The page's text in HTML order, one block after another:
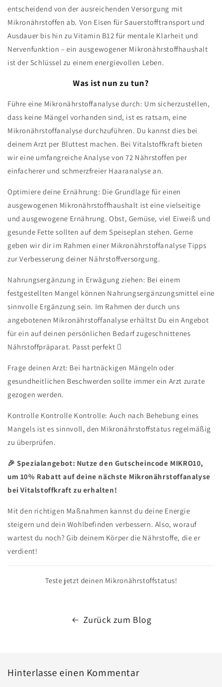
entscheidend von der ausreichenden Versorgung mit
Mikronährstoffen ab. Von Eisen für Sauerstofftransport und
Ausdauer bis hin zu Vitamin B12 für mentale Klarheit und
Nervenfunktion – ein ausgewogener Mikronährstoffhaushalt
ist der Schlüssel zu einem energievollen Leben.
Was ist nun zu tun?
Führe eine Mikronährstoffanalyse durch: Um sicherzustellen,
dass keine Mängel vorhanden sind, ist es ratsam, eine
Mikronährstoffanalyse durchzuführen. Du kannst dies bei
deinem Arzt per Bluttest machen. Bei Vitalstoffkraft bieten
wir eine umfangreiche Analyse von 72 Nährstoffen per
einfacherer und schmerzfreier Haaranalyse an.
Optimiere deine Ernährung: Die Grundlage für einen
ausgewogenen Mikronährstoffhaushalt ist eine vielseitige
und ausgewogene Ernährung. Obst, Gemüse, viel Eiweiß und
gesunde Fette sollten auf dem Speiseplan stehen. Gerne
geben wir dir im Rahmen einer Mikronährstoffanalyse Tipps
zur Verbesserung deiner Nährstoffversorgung.
Nahrungsergänzung in Erwägung ziehen: Bei einem
festgestellten Mangel können Nahrungsergänzungsmittel eine
sinnvolle Ergänzung sein. Im Rahmen der durch uns
angebotenen Mikronährstoffanalyse erhältst Du ein Angebot
für ein auf deinen persönlichen Bedarf zugeschnittenes
Nährstoffpräparat. Passt perfekt 
Frage deinen Arzt: Bei hartnäckigen Mängeln oder
gesundheitlichen Beschwerden sollte immer ein Arzt zurate
gezogen werden.
Kontrolle Kontrolle Kontrolle: Auch nach Behebung eines
Mangels ist es sinnvoll, den Mikronährstoffstatus regelmäßig
zu überprüfen.
🎉 Spezialangebot: Nutze den Gutscheincode MIKRO10,
um 10% Rabatt auf deine nächste Mikronährstoffanalyse
bei Vitalstoffkraft zu erhalten!
Mit den richtigen Maßnahmen kannst du deine Energie
steigern und dein Wohlbefinden verbessern. Also, worauf
wartest du noch? Gib deinem Körper die Nährstoffe, die er
verdient!
Teste jetzt deinen Mikronährstoffstatus!
Zurück zum Blog
Hinterlasse einen Kommentar